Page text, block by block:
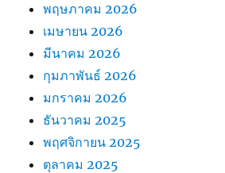
พฤษภาคม 2026
เมษายน 2026
มีนาคม 2026
กุมภาพันธ์ 2026
มกราคม 2026
ธันวาคม 2025
พฤศจิกายน 2025
ตุลาคม 2025